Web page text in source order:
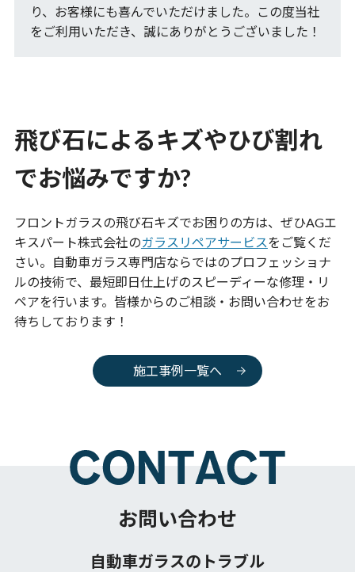
り、お客様にも喜んでいただけました。この度当社
をご利用いただき、誠にありがとうございました！
飛び石によるキズやひび割れ
でお悩みですか?
フロントガラスの飛び石キズでお困りの方は、ぜひAGエ
キスパート株式会社のガラスリペアサービスをご覧くだ
さい。自動車ガラス専門店ならではのプロフェッショナ
ルの技術で、最短即日仕上げのスピーディーな修理・リ
ペアを行います。皆様からのご相談・お問い合わせをお
待ちしております！
施工事例一覧へ
お問い合わせ
自動車ガラスのトラブル